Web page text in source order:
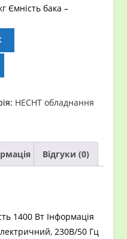
Ємність бака –
HECHT обладнання
Відгуки (0)
1400 Вт Інформація
230В/50 Гц